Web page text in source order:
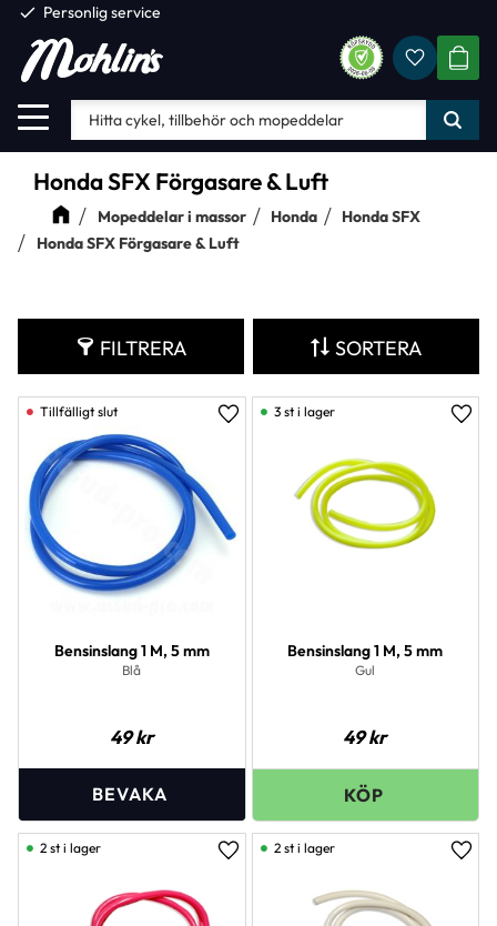
Meny
check Personlig service
Honda SFX Förgasare & Luft
Mopeddelar i massor Honda
Honda SFX
Honda SFX Förgasare & Luft
FILTRERA SORTERA
Bensinslang 1 M, 5 mm
Blå
49kr
Lägg till i favoriter
Bensinslang 1 M, 5 mm
Gul
49kr
3 st i lager
Lägg till i favoriter
2 st i lager 2 st i lager